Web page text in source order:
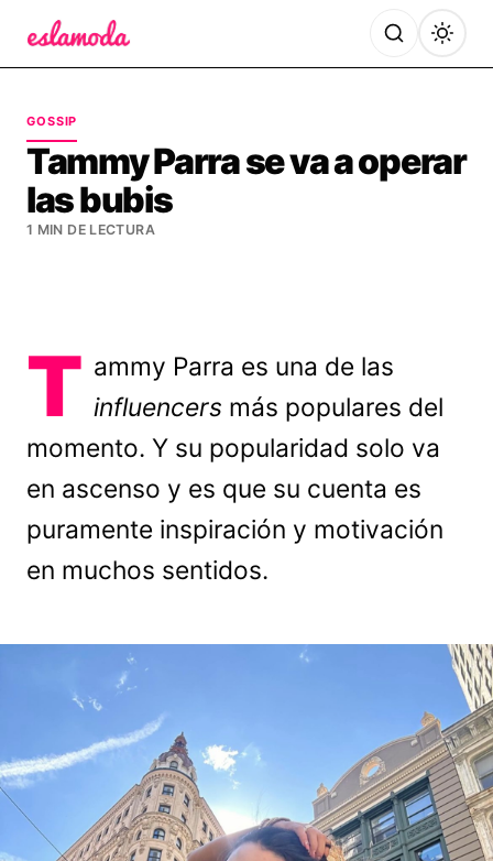
GOSSIP
Tammy Parra se va a operar
las bubis
1 MIN DE LECTURA
T ammy Parra es una de las
influencers más populares del
momento. Y su popularidad solo va
en ascenso y es que su cuenta es
puramente inspiración y motivación
en muchos sentidos.